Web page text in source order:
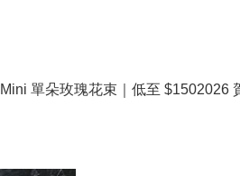
Mini 單朵玫瑰花束｜低至 $1502026